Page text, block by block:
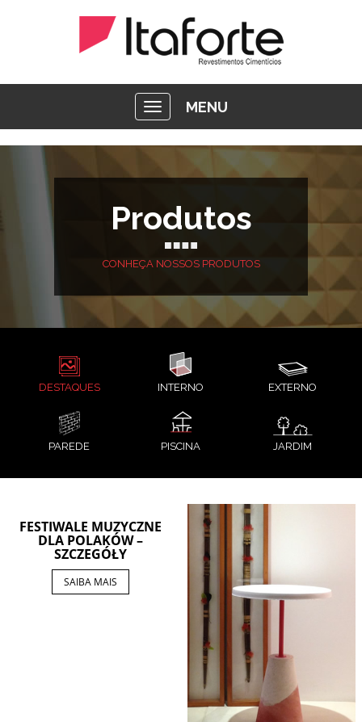
MENU
Produtos
CONHEÇA NOSSOS PRODUTOS
DESTAQUES INTERNO EXTERNO
PAREDE PISCINA JARDIM
FESTIWALE MUZYCZNE
DLA POLAKÓW –
SZCZEGÓŁY
SAIBA MAIS